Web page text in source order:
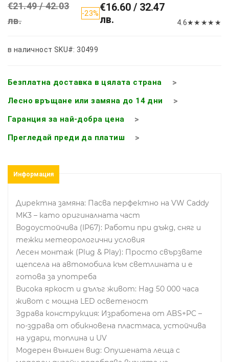
€21.49 / 42.03
лв.
-23%€16.60 / 32.47
лв.
4.6★★ ★★ ★
в наличност SKU#: 30499
Безплатна доставка в цялата страна
Лесно връщане или замяна до 14 дни
Гаранция за най-добра цена
Прегледай преди да платиш
Информация
Директна замяна: Пасва перфектно на VW Caddy
MK3 – като оригиналната част
Водоустойчива (IP67): Работи при дъжд, сняг и
тежки метеорологични условия
Лесен монтаж (Plug & Play): Просто свързвате
щепсела на автомобила към светлината и е
готова за употреба
Висока яркост и дълъг живот: Над 50 000 часа
живот с мощна LED осветеност
Здрава конструкция: Изработена от ABS+PC –
по-здрава от обикновена пластмаса, устойчива
на удари, топлина и UV
Модерен външен вид: Опушената леща с